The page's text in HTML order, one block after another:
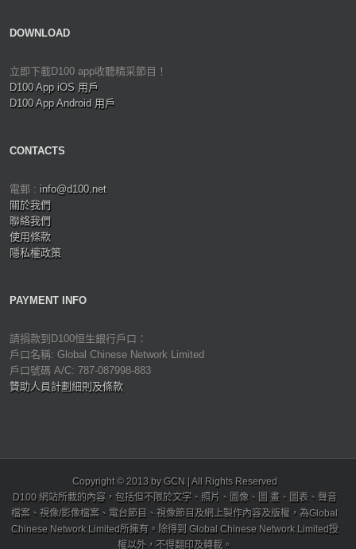
DOWNLOAD
立即下載D100 app收聽精采節目！
D100 App iOS 用戶
D100 App Android 用戶
CONTACTS
電郵 : info@d100.net
關於我們
聯絡我們
使用條款
隱私權政策
PAYMENT INFO
請捐款到D100恒生銀行戶口：
戶口名稱: Global Chinese Network Limited
戶口號碼 A/C: 787-087998-883
贊助人員計劃細則及條款
Copyright © 2013 by GCN | All Rights Reserved
D100 網站所載的內容，包括但不限於文字、照片、圖像、圖 畫、圖表、聲音
檔案、視像/影像檔案、電台節目、視像節目及網上製作內容及版權，為Global
Chinese Network Limited所擁有。除得到 Global Chinese Network Limited授
權以外，不得翻印及轉載。